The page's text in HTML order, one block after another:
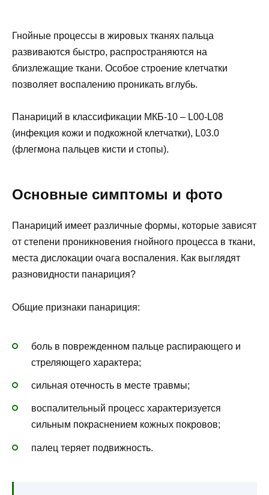
Гнойные процессы в жировых тканях пальца
развиваются быстро, распространяются на
близлежащие ткани. Особое строение клетчатки
позволяет воспалению проникать вглубь.
Панариций в классификации МКБ-10 – L00-L08
(инфекция кожи и подкожной клетчатки), L03.0
(флегмона пальцев кисти и стопы).
Основные симптомы и фото
Панариций имеет различные формы, которые зависят
от степени проникновения гнойного процесса в ткани,
места дислокации очага воспаления. Как выглядят
разновидности панариция?
Общие признаки панариция:
боль в поврежденном пальце распирающего и
стреляющего характера;
сильная отечность в месте травмы;
воспалительный процесс характеризуется
сильным покраснением кожных покровов;
палец теряет подвижность.